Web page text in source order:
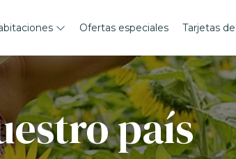
Ofertas especiales Tarjetas
país